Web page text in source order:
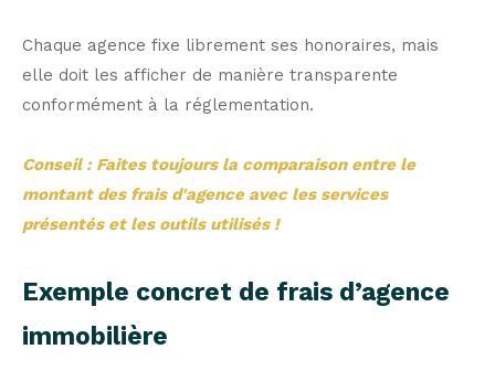
Chaque agence fixe librement ses honoraires, mais
elle doit les afficher de manière transparente
conformément à la réglementation.
Conseil : Faites toujours la comparaison entre le
montant des frais d'agence avec les services
présentés et les outils utilisés !
Exemple concret de frais d’agence
immobilière